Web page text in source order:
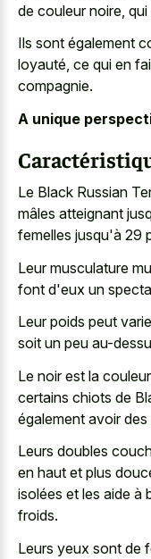
de couleur noire,
Ils sont également
loyauté, ce qui en
compagnie.
A unique
Le Black Russian
mâles atteignant
femelles jusqu'à 29
Leur musculature
font d'eux un
Leur poids peut
soit un peu au-
Le noir est la
certains chiots de
également avoir
Leurs doubles
en haut et plus
isolées et les aide à
froids.
Leurs yeux sont de